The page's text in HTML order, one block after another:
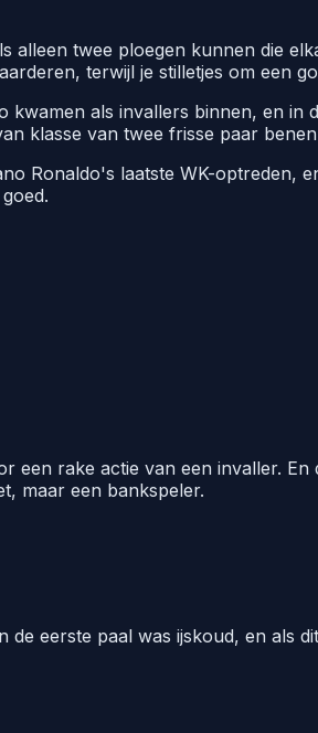
twee ploegen kunnen die
terwijl je stilletjes om een
als invallers binnen, en in
klasse van twee frisse paar
Ronaldo's laatste WK-optreden,
een rake actie van een invaller.
maar een bankspeler.
eerste paal was ijskoud, en als